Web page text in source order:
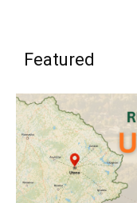
Featured